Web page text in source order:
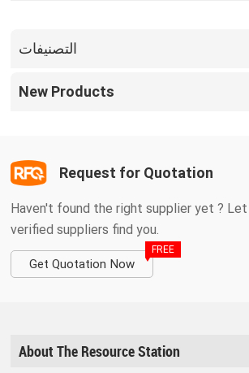
التصنيفات
New Products
Haven't found the right supplier yet ?
verified suppliers find you.
Get Quotation Now
FREE
Request for Quotation
About The Resource Station